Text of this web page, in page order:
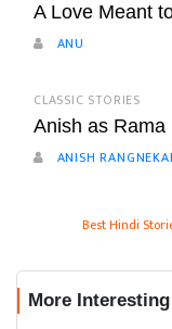
A Love Meant
ANU
CLASSIC STORIES
Anish as Rama
ANISH
Best Hindi
More